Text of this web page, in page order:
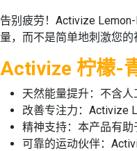
告别疲劳！ Activize
量，而不是简单地刺激您的
Activize 柠檬-
天然能量提升： 不含人
改善专注力： Activize
精神支持： 本产品有助
可靠的运动伙伴：